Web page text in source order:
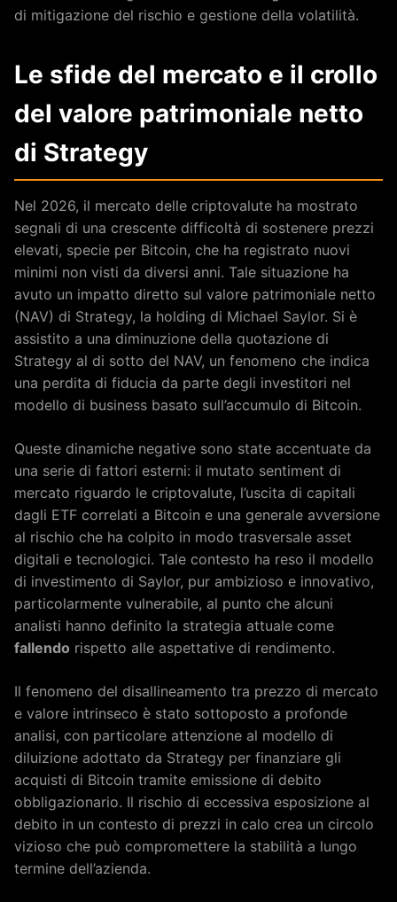
di mitigazione del rischio e gestione della volatilità.
Le sfide del mercato e il crollo
del valore patrimoniale netto
di Strategy
Nel 2026, il mercato delle criptovalute ha mostrato
segnali di una crescente difficoltà di sostenere prezzi
elevati, specie per Bitcoin, che ha registrato nuovi
minimi non visti da diversi anni. Tale situazione ha
avuto un impatto diretto sul valore patrimoniale netto
(NAV) di Strategy, la holding di Michael Saylor. Si è
assistito a una diminuzione della quotazione di
Strategy al di sotto del NAV, un fenomeno che indica
una perdita di fiducia da parte degli investitori nel
modello di business basato sull’accumulo di Bitcoin.
Queste dinamiche negative sono state accentuate da
una serie di fattori esterni: il mutato sentiment di
mercato riguardo le criptovalute, l’uscita di capitali
dagli ETF correlati a Bitcoin e una generale avversione
al rischio che ha colpito in modo trasversale asset
digitali e tecnologici. Tale contesto ha reso il modello
di investimento di Saylor, pur ambizioso e innovativo,
particolarmente vulnerabile, al punto che alcuni
analisti hanno definito la strategia attuale come
fallendo rispetto alle aspettative di rendimento.
Il fenomeno del disallineamento tra prezzo di mercato
e valore intrinseco è stato sottoposto a profonde
analisi, con particolare attenzione al modello di
diluizione adottato da Strategy per finanziare gli
acquisti di Bitcoin tramite emissione di debito
obbligazionario. Il rischio di eccessiva esposizione al
debito in un contesto di prezzi in calo crea un circolo
vizioso che può compromettere la stabilità a lungo
termine dell’azienda.